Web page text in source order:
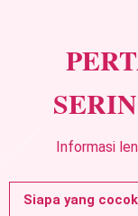
Informasi
Siapa yang